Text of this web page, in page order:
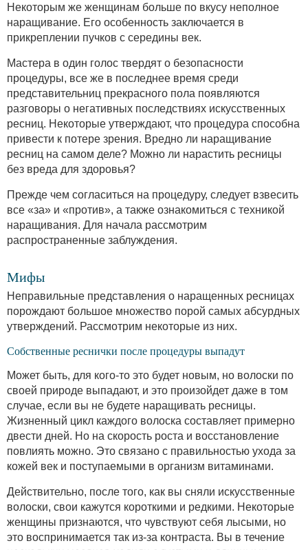
Некоторым же женщинам больше по вкусу неполное
наращивание. Его особенность заключается в
прикреплении пучков с середины век.
Мастера в один голос твердят о безопасности
процедуры, все же в последнее время среди
представительниц прекрасного пола появляются
разговоры о негативных последствиях искусственных
ресниц. Некоторые утверждают, что процедура способна
привести к потере зрения. Вредно ли наращивание
ресниц на самом деле? Можно ли нарастить ресницы
без вреда для здоровья?
Прежде чем согласиться на процедуру, следует взвесить
все «за» и «против», а также ознакомиться с техникой
наращивания. Для начала рассмотрим
распространенные заблуждения.
Мифы
Неправильные представления о наращенных ресницах
порождают большое множество порой самых абсурдных
утверждений. Рассмотрим некоторые из них.
Собственные реснички после процедуры выпадут
Может быть, для кого-то это будет новым, но волоски по
своей природе выпадают, и это произойдет даже в том
случае, если вы не будете наращивать ресницы.
Жизненный цикл каждого волоска составляет примерно
двести дней. Но на скорость роста и восстановление
повлиять можно. Это связано с правильностью ухода за
кожей век и поступаемыми в организм витаминами.
Действительно, после того, как вы сняли искусственные
волоски, свои кажутся короткими и редкими. Некоторые
женщины признаются, что чувствуют себя лысыми, но
это воспринимается так из-за контраста. Вы в течение